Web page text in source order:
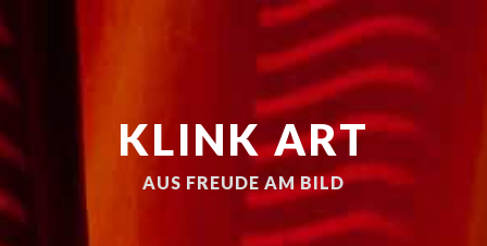
KLINK ART
AUS FREUDE AM BILD